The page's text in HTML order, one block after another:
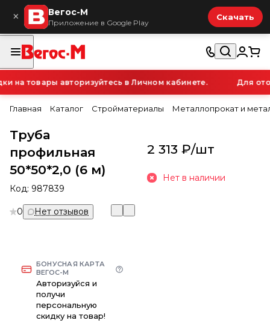
× Вегос-М
Приложение в Google Play
Скачать
товары авторизуйтесь в Личном кабинете. Для
Главная Каталог Стройматериалы Металлопрокат и
Труба
профильная
50*50*2,0 (6 м)
Код: 987839
0 Нет отзывов
БОНУСНАЯ КАРТА
ВЕГОС-М
Авторизуйся и
получи
персональную
скидку на товар!
2 313 ₽/шт
Нет в наличии